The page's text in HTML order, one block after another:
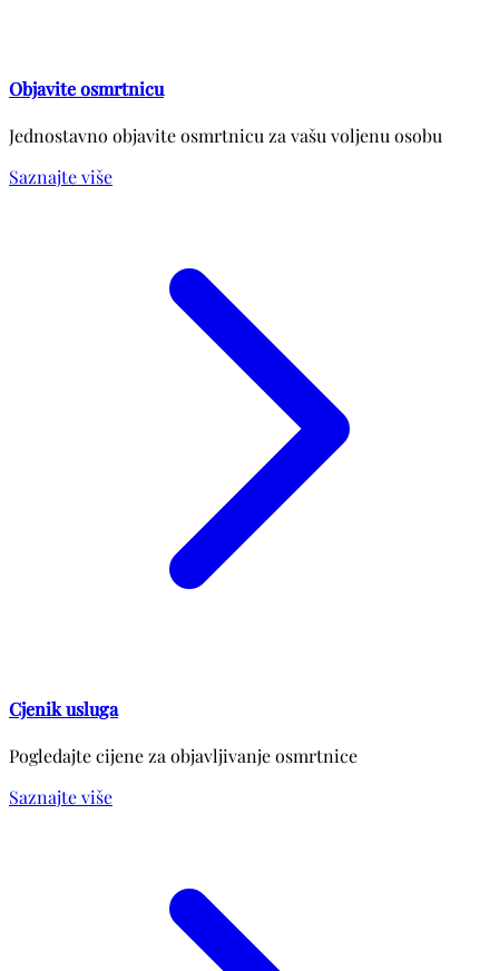
Objavite osmrtnicu
Jednostavno objavite osmrtnicu za vašu voljenu osobu
Saznajte više
Cjenik usluga
Pogledajte cijene za objavljivanje osmrtnice
Saznajte više